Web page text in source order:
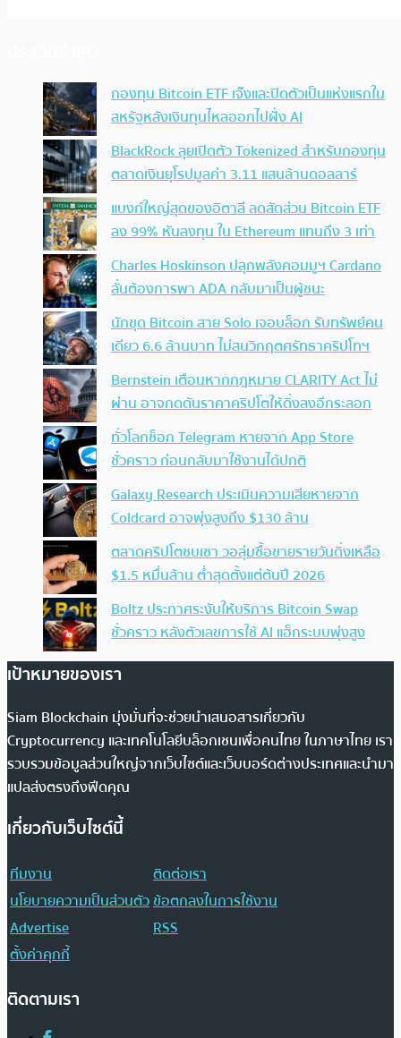
กองทุน Bitcoin ETF เจ๊งและปิดตัวเป็นแห่งแรกใน
สหรัฐหลังเงินทุนไหลออกไปฝั่ง AI
BlackRock ลุยเปิดตัว Tokenized สำหรับกองทุน
ตลาดเงินยุโรปมูลค่า 3.11 แสนล้านดอลลาร์
แบงก์ใหญ่สุดของอิตาลี ลดสัดส่วน Bitcoin ETF
ลง 99% หันลงทุน ใน Ethereum แทนถึง 3 เท่า
Charles Hoskinson ปลุกพลังคอมมูฯ Cardano
ลั่นต้องการพา ADA กลับมาเป็นผู้ชนะ
นักขุด Bitcoin สาย Solo เจอบล็อก รับทรัพย์คน
เดียว 6.6 ล้านบาท ไม่สนวิกฤตศรัทธาคริปโทฯ
Bernstein เตือนหากกฎหมาย CLARITY Act ไม่
ผ่าน อาจกดดันราคาคริปโตให้ดิ่งลงอีกระลอก
ทั่วโลกช็อก Telegram หายจาก App Store
ชั่วคราว ก่อนกลับมาใช้งานได้ปกติ
Galaxy Research ประเมินความเสียหายจาก
Coldcard อาจพุ่งสูงถึง $130 ล้าน
ตลาดคริปโตซบเซา วอลุ่มซื้อขายรายวันดิ่งเหลือ
$1.5 หมื่นล้าน ต่ำสุดตั้งแต่ต้นปี 2026
Boltz ประกาศระงับให้บริการ Bitcoin Swap
ชั่วคราว หลังตัวเลขการใช้ AI แฮ็กระบบพุ่งสูง
เป้าหมายของเรา
Siam Blockchain มุ่งมั่นที่จะช่วยนำเสนอสารเกี่ยวกับ
Cryptocurrency และเทคโนโลยีบล็อกเชนเพื่อคนไทย ในภาษาไทย เรา
รวบรวมข้อมูลส่วนใหญ่จากเว็บไซต์และเว็บบอร์ดต่างประเทศและนำมา
แปลส่งตรงถึงฟีดคุณ
เกี่ยวกับเว็บไซต์นี้
ทีมงาน
ติดต่อเรา
นโยบายความเป็นส่วนตัวข้อตกลงในการใช้งาน
Advertise
RSS
ตั้งค่าคุกกี้
ติดตามเรา